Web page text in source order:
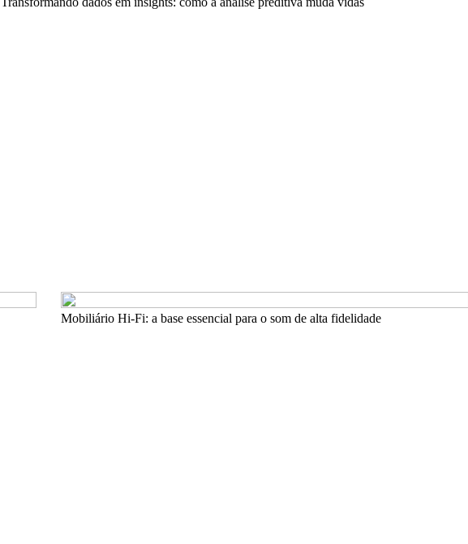
Mobiliário Hi-Fi: a base essencial para o som de alta fidelidade